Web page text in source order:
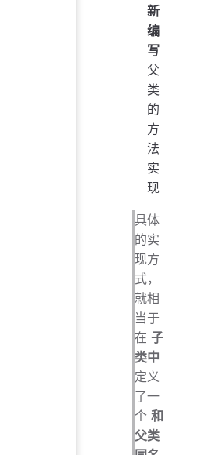
新
编
写
父
类
的
方
法
实
现
具体
的实
现方
式，
就相
当于
在子
类中
定义
了一
个和
父类